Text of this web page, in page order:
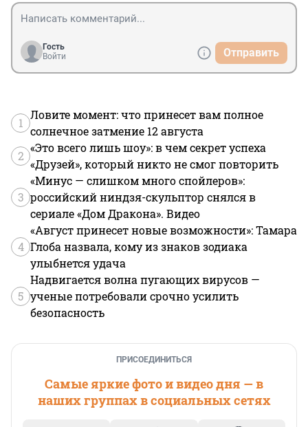
Гость
Войти
Отправить
1
Ловите момент: что принесет вам полное
солнечное затмение 12 августа
2
«Это всего лишь шоу»: в чем секрет успеха
«Друзей», который никто не смог повторить
3
«Минус — слишком много спойлеров»:
российский ниндзя-скульптор снялся в
сериале «Дом Дракона». Видео
4
«Август принесет новые возможности»: Тамара
Глоба назвала, кому из знаков зодиака
улыбнется удача
5
Надвигается волна пугающих вирусов —
ученые потребовали срочно усилить
безопасность
ПРИСОЕДИНИТЬСЯ
Самые яркие фото и видео дня — в
наших группах в социальных сетях